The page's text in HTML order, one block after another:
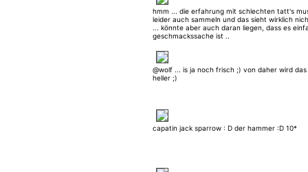
hmm ... die erfahrung mit schlechten tatt's
leider auch sammeln und das sieht wirklich
... könnte aber auch daran liegen, dass es
geschmackssache ist ..
@wolf ... is ja noch frisch ;) von daher wird
heller ;)
capatin jack sparrow : D der hammer :D 10*